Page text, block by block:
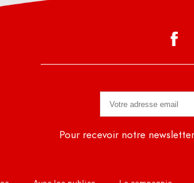
Pour recevoir notre